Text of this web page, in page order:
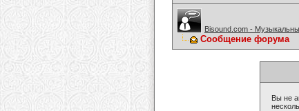
Bisound.com -
Сообщение форума
Вы не